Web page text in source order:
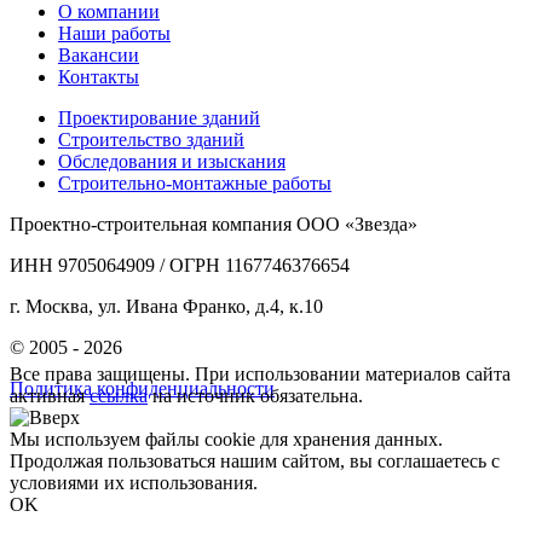
О компании
Наши работы
Вакансии
Контакты
Проектирование зданий
Строительство зданий
Обследования и изыскания
Строительно-монтажные работы
Проектно-строительная компания ООО «Звезда»
ИНН 9705064909 / ОГРН 1167746376654
г. Москва, ул. Ивана Франко, д.4, к.10
© 2005 - 2026
Политика конфиденциальности
Все права защищены. При использовании материалов сайта
активнаяссылкана источник обязательна.
Мы используем файлы cookie для хранения данных.
Продолжая пользоваться нашим сайтом, вы соглашаетесь с
условиями их использования.
OK